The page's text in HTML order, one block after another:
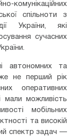
комунікаційних
спільноти з
України, які
сучасних
автономних та
не перший рік
оперативних
мали можливість
мобільних
та високій
спектр задач —